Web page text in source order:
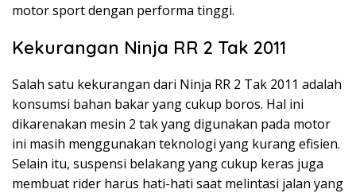
motor sport dengan performa tinggi.
Kekurangan Ninja RR 2 Tak 2011
Salah satu kekurangan dari Ninja RR 2 Tak 2011 adalah
konsumsi bahan bakar yang cukup boros. Hal ini
dikarenakan mesin 2 tak yang digunakan pada motor
ini masih menggunakan teknologi yang kurang efisien.
Selain itu, suspensi belakang yang cukup keras juga
membuat rider harus hati-hati saat melintasi jalan yang